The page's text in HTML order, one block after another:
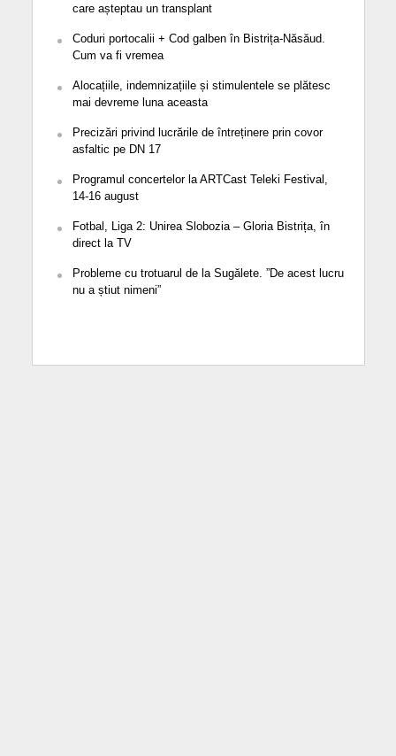
care așteptau un transplant
Coduri portocalii + Cod galben în Bistrița-Năsăud.
Cum va fi vremea
Alocațiile, indemnizațiile și stimulentele se plătesc
mai devreme luna aceasta
Precizări privind lucrările de întreținere prin covor
asfaltic pe DN 17
Programul concertelor la ARTCast Teleki Festival,
14-16 august
Fotbal, Liga 2: Unirea Slobozia – Gloria Bistrița, în
direct la TV
Probleme cu trotuarul de la Sugălete. ”De acest lucru
nu a știut nimeni”